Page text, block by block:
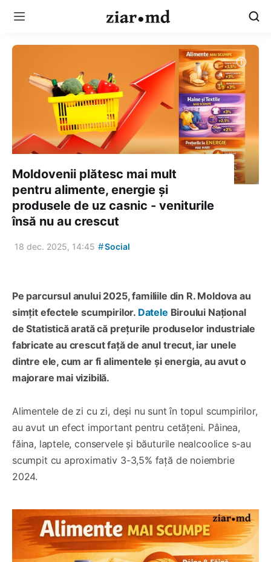
Moldovenii plătesc mai mult
pentru alimente, energie și
produsele de uz casnic - veniturile
însă nu au crescut
18 dec. 2025, 14:45 #Social
Pe parcursul anului 2025, familiile din R. Moldova au
simțit efectele scumpirilor. Datele Biroului Național
de Statistică arată că prețurile produselor industriale
fabricate au crescut față de anul trecut, iar unele
dintre ele, cum ar fi alimentele și energia, au avut o
majorare mai vizibilă.
Alimentele de zi cu zi, deși nu sunt în topul scumpirilor,
au avut un efect important pentru cetățeni. Pâinea,
făina, laptele, conservele și băuturile nealcoolice s-au
scumpit cu aproximativ 3-3,5% față de noiembrie
2024.